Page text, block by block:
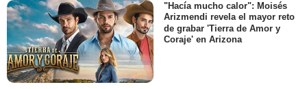
"Hacía mucho calor": Moisés
Arizmendi revela el mayor reto
de grabar 'Tierra de Amor y
Coraje' en Arizona